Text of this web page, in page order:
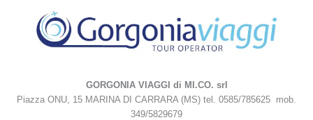
GORGONIA VIAGGI di MI.CO. srl
Piazza ONU, 15 MARINA DI CARRARA (MS) tel. 0585/785625 mob.
349/5829679